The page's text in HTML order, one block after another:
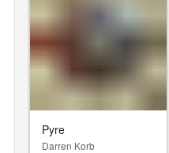
Pyre
Darren Korb